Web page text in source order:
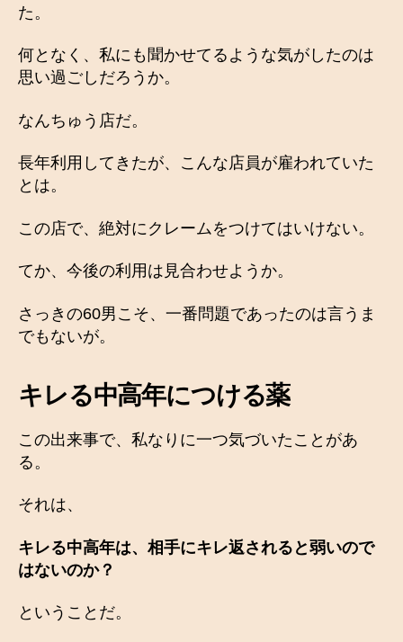
た。
何となく、私にも聞かせてるような気がしたのは
思い過ごしだろうか。
なんちゅう店だ。
長年利用してきたが、こんな店員が雇われていた
とは。
この店で、絶対にクレームをつけてはいけない。
てか、今後の利用は見合わせようか。
さっきの60男こそ、一番問題であったのは言うま
でもないが。
キレる中高年につける薬
この出来事で、私なりに一つ気づいたことがあ
る。
それは、
キレる中高年は、相手にキレ返されると弱いので
はないのか？
ということだ。